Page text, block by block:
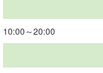
10:00～20:00